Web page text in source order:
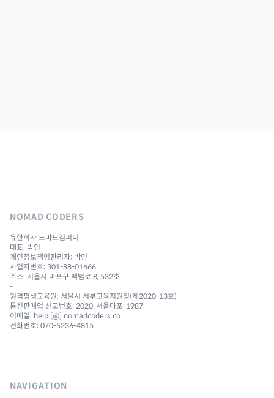
NOMAD CODERS
유한회사 노마드컴퍼니
대표: 박인
개인정보책임관리자: 박인
사업자번호: 301-88-01666
주소: 서울시 마포구 백범로 8, 532호
-
원격평생교육원: 서울시 서부교육지원청(제2020-13호)
통신판매업 신고번호: 2020-서울마포-1987
이메일: help [@] nomadcoders.co
전화번호: 070-5236-4815
NAVIGATION